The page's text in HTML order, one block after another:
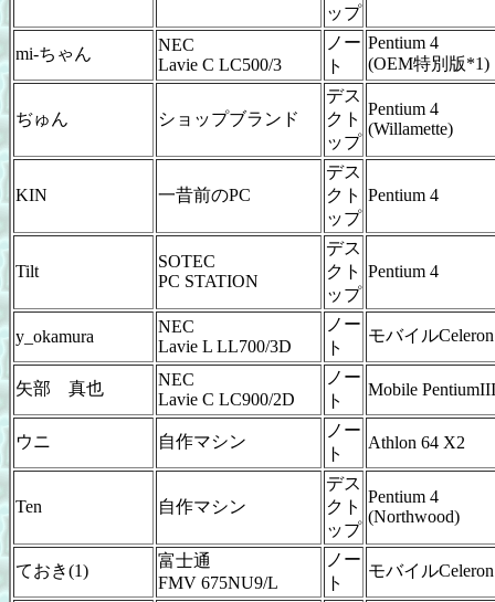
ップ
mi-ちゃん
NEC
Lavie C LC500/3
ノー
ト
Pentium 4
(OEM特別版*1)
ぢゅん ショップブランド
デス
クト
ップ
Pentium 4
(Willamette)
KIN 一昔前のPC
デス
クト
ップ
Pentium 4
Tilt
SOTEC
PC STATION
デス
クト
ップ
Pentium 4
y_okamura
NEC
Lavie L LL700/3D
ノー
ト
モバイルCeleron
矢部 真也
NEC
Lavie C LC900/2D
ノー
ト
Mobile PentiumIII
ウニ 自作マシン
ノー
ト
Athlon 64 X2
Ten 自作マシン
デス
クト
ップ
Pentium 4
(Northwood)
ておき(1)
富士通
FMV 675NU9/L
ノー
ト
モバイルCeleron